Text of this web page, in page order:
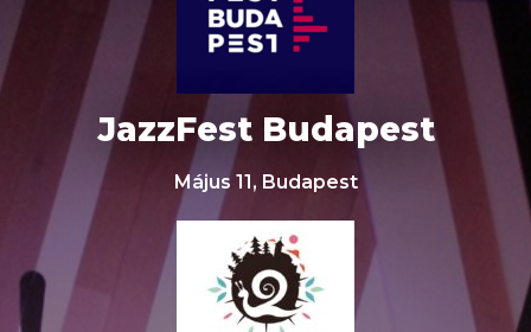
JazzFest Budapest
Május 11, Budapest